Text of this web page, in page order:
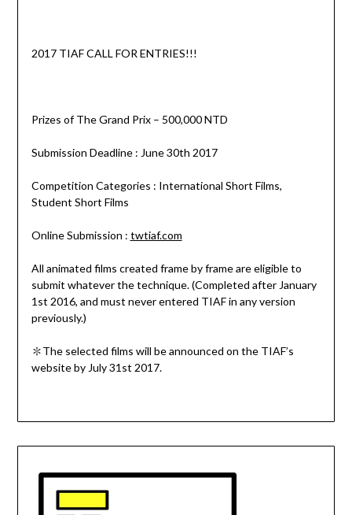
2017 TIAF CALL FOR ENTRIES!!!
Prizes of The Grand Prix – 500,000 NTD
Submission Deadline : June 30th 2017
Competition Categories : International Short Films,
Student Short Films
Online Submission : twtiaf.com
All animated films created frame by frame are eligible to
submit whatever the technique. (Completed after January
1st 2016, and must never entered TIAF in any version
previously.)
✽The selected films will be announced on the TIAF’s
website by July 31st 2017.